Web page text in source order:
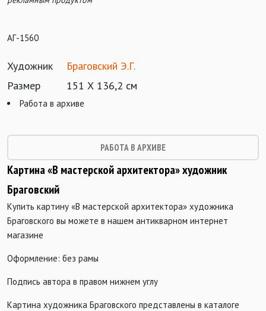
АГ-1560
Художник
Браговский Э.Г.
Размер
151 Х 136,2 см
Работа в архиве
РАБОТА В АРХИВЕ
Картина «В мастерской архитектора» художник
Браговский
Купить картину «В мастерской архитектора» художника
Браговского вы можете в нашем антикварном интернет
магазине
Оформление: без рамы
Подпись автора в правом нижнем углу
Картина художника Браговского представлены в каталоге